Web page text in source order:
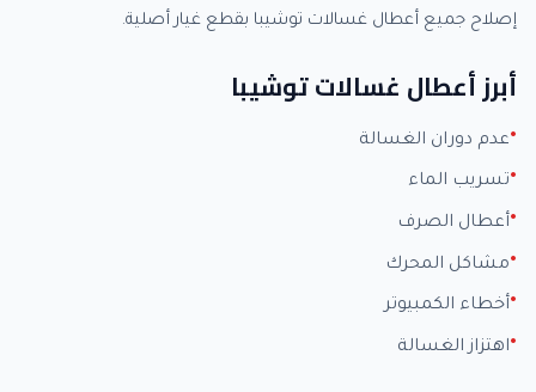
إصلاح جميع أعطال غسالات توشيبا بقطع غيار أصلية.
أبرز أعطال غسالات توشيبا
عدم دوران الغسالة
تسريب الماء
أعطال الصرف
مشاكل المحرك
أخطاء الكمبيوتر
اهتزاز الغسالة